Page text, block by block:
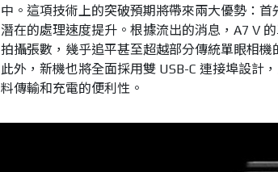
中。這項技術上的突破預期將帶來兩大優勢：
潛在的處理速度提升。根據流出的消息，A7 V
拍攝張數，幾乎追平甚至超越部分傳統單眼相
此外，新機也將全面採用雙 USB-C 連接埠設計
料傳輸和充電的便利性。